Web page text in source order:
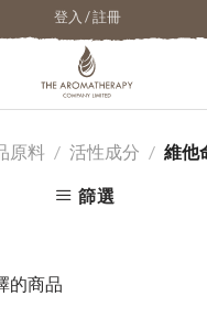
登入 / 註冊
原料 / 活性成分 / 維他
篩選
的商品